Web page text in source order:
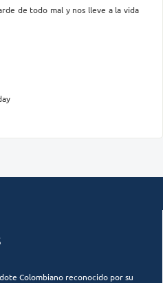
de todo mal y nos lleve a la vida
Colombiano reconocido por su